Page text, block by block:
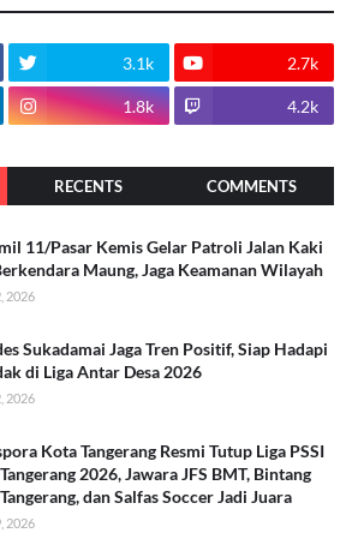
3.1k 2.7k
1.8k 4.2k
RECENTS COMMENTS
11/Pasar Kemis Gelar Patroli Jalan Kaki
Maung, Jaga Keamanan Wilayah
2026
Sukadamai Jaga Tren Positif, Siap Hadapi
di Liga Antar Desa 2026
2026
Kota Tangerang Resmi Tutup Liga PSSI
2026, Jawara JFS BMT, Bintang
dan Salfas Soccer Jadi Juara
2026